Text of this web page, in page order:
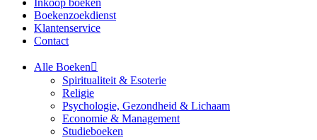
Boekenzoekdienst
Klantenservice
Contact
Alle Boeken
Spiritualiteit & Esoterie
Religie
Psychologie, Gezondheid & Lichaam
Economie & Management
Studieboeken